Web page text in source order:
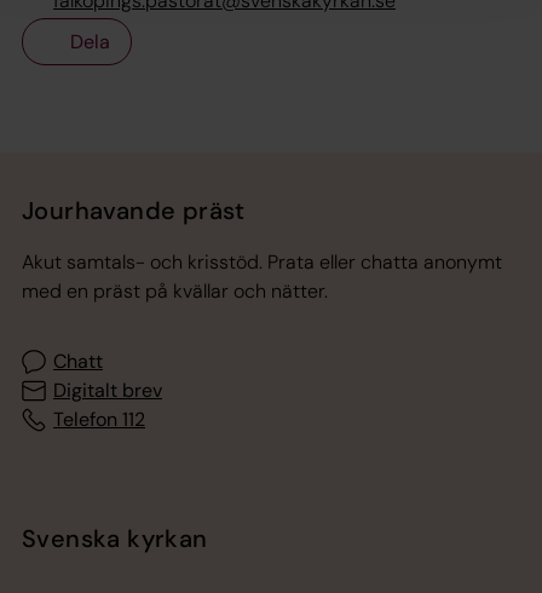
Dela
Jourhavande präst
Akut samtals- och krisstöd. Prata eller chatta anonymt
med en präst på kvällar och nätter.
Chatt
Digitalt brev
Telefon 112
Svenska kyrkan